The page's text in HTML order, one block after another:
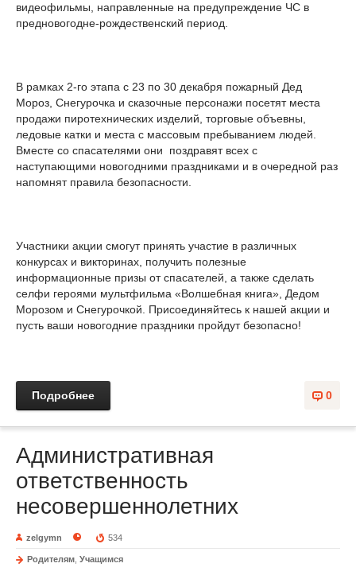
видеофильмы, направленные на предупреждение ЧС в
предновогодне-рождественский период.
В рамках 2-го этапа с 23 по 30 декабря пожарный Дед
Мороз, Снегурочка и сказочные персонажи посетят места
продажи пиротехнических изделий, торговые объевны,
ледовые катки и места с массовым пребыванием людей.
Вместе со спасателями они поздравят всех с
наступающими новогодними праздниками и в очередной раз
напомнят правила безопасности.
Участники акции смогут принять участие в различных
конкурсах и викторинах, получить полезные
информационные призы от спасателей, а также сделать
селфи героями мультфильма «Волшебная книга», Дедом
Морозом и Снегурочкой. Присоединяйтесь к нашей акции и
пусть ваши новогодние праздники пройдут безопасно!
0
Подробнее
Административная
ответственность
несовершеннолетних
zelgymn 534
Родителям Учащимся